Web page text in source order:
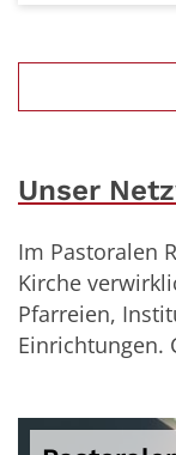
Unser
Im Pastoralen
Kirche
Pfarreien,
Einrichtungen.